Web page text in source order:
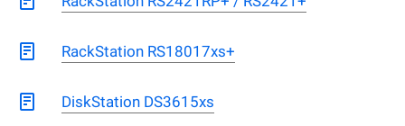
RackStation RS18017xs+
DiskStation DS3615xs